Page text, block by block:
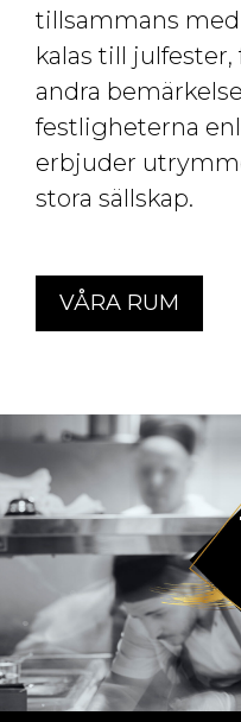
tillsammans
kalas till
andra
festligheterna
erbjuder
stora sällskap.
VÅRA RUM